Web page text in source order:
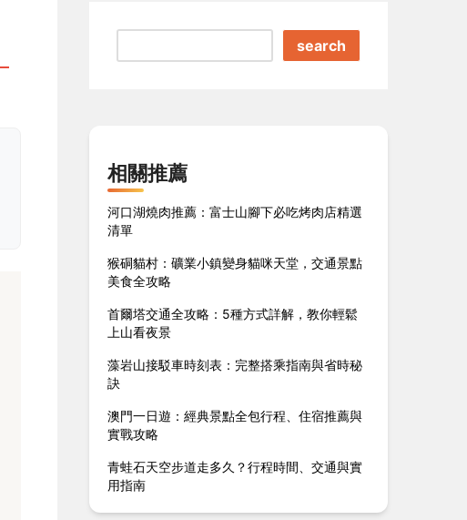
search
相關推薦
河口湖燒肉推薦：富士山腳下必吃烤肉店精選
清單
猴硐貓村：礦業小鎮變身貓咪天堂，交通景點
美食全攻略
首爾塔交通全攻略：5種方式詳解，教你輕鬆
上山看夜景
藻岩山接駁車時刻表：完整搭乘指南與省時秘
訣
澳門一日遊：經典景點全包行程、住宿推薦與
實戰攻略
青蛙石天空步道走多久？行程時間、交通與實
用指南